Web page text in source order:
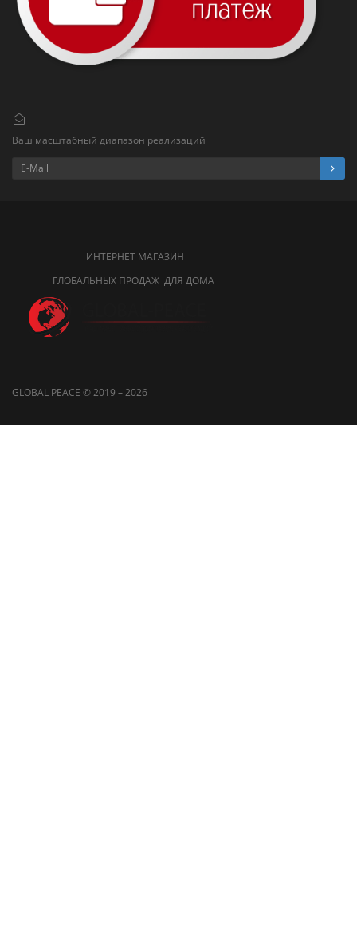
Ваш масштабный диапазон реализаций
ИНТЕРНЕТ МАГАЗИН
ГЛОБАЛЬНЫХ ПРОДАЖ ДЛЯ ДОМА
GLOBAL PEACE © 2019 – 2026